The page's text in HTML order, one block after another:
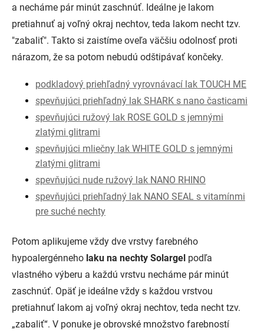
a necháme pár minút zaschnúť. Ideálne je lakom
pretiahnuť aj voľný okraj nechtov, teda lakom necht tzv.
"zabaliť". Takto si zaistíme oveľa väčšiu odolnosť proti
nárazom, že sa potom nebudú odštipávať končeky.
podkladový priehľadný vyrovnávací lak TOUCH ME
spevňujúci priehľadný lak SHARK s nano časticami
spevňujúci ružový lak ROSE GOLD s jemnými
zlatými glitrami
spevňujúci mliečny lak WHITE GOLD s jemnými
zlatými glitrami
spevňujúci nude ružový lak NANO RHINO
spevňujúci priehľadný lak NANO SEAL s vitamínmi
pre suché nechty
Potom aplikujeme vždy dve vrstvy farebného
hypoalergénneho laku na nechty Solargel podľa
vlastného výberu a každú vrstvu necháme pár minút
zaschnúť. Opäť je ideálne vždy s každou vrstvou
pretiahnuť lakom aj voľný okraj nechtov, teda necht tzv.
„zabaliť“. V ponuke je obrovské množstvo farebností